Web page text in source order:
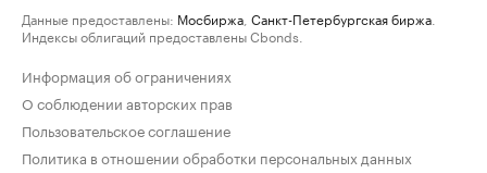
Данные предоставлены: Мосбиржа Санкт-Петербургская биржа
Индексы облигаций предоставлены Cbonds.
Информация об ограничениях
О соблюдении авторских прав
Пользовательское соглашение
Политика в отношении обработки персональных данных